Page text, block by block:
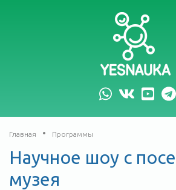
logo
whatsapp
vk youtube
Главная Программы
Научное шоу с
музея